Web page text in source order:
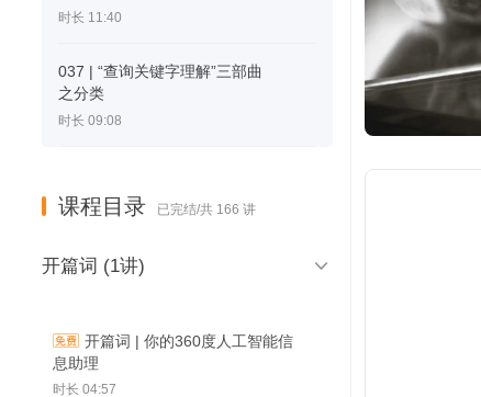
时长 11:40
037 | “查询关键字理解”三部曲
之分类
时长 09:08
课程目录 已完结/共 166 讲
开篇词 (1讲) 
开篇词 | 你的360度人工智能信
息助理
时长 04:57